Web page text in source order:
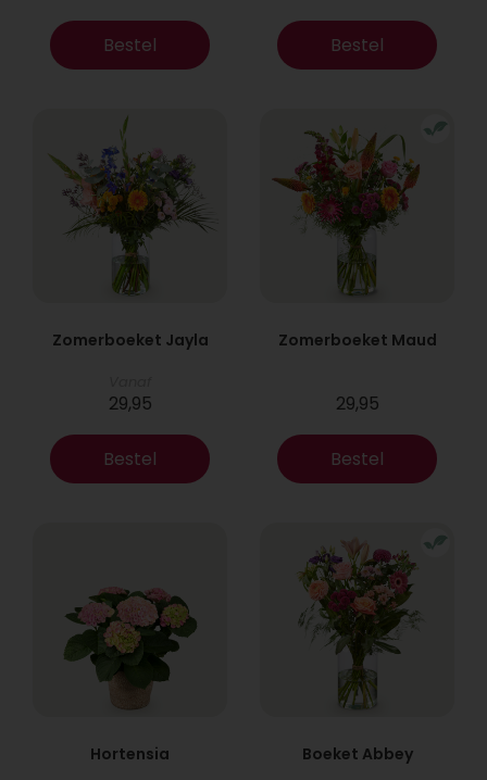
Bestel Bestel
Zomerboeket Jayla
29,95
Bestel
Zomerboeket Maud
29,95
Bestel
Hortensia Boeket Abbey